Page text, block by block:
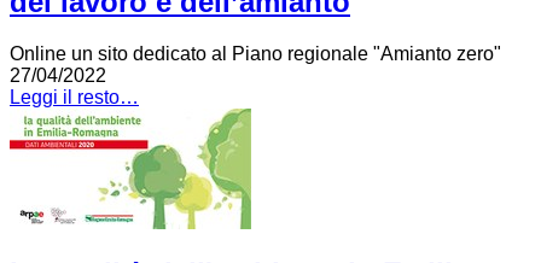
Online un sito dedicato al Piano regionale "Amianto zero"
27/04/2022
Leggi il resto…